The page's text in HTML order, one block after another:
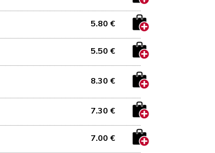
5.80 €
5.50 €
8.30 €
7.30 €
7.00 €